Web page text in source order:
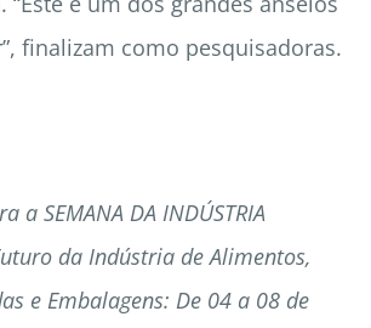
finalizam como pesquisadoras.
a SEMANA DA INDÚSTRIA
da Indústria de Alimentos,
e Embalagens: De 04 a 08 de